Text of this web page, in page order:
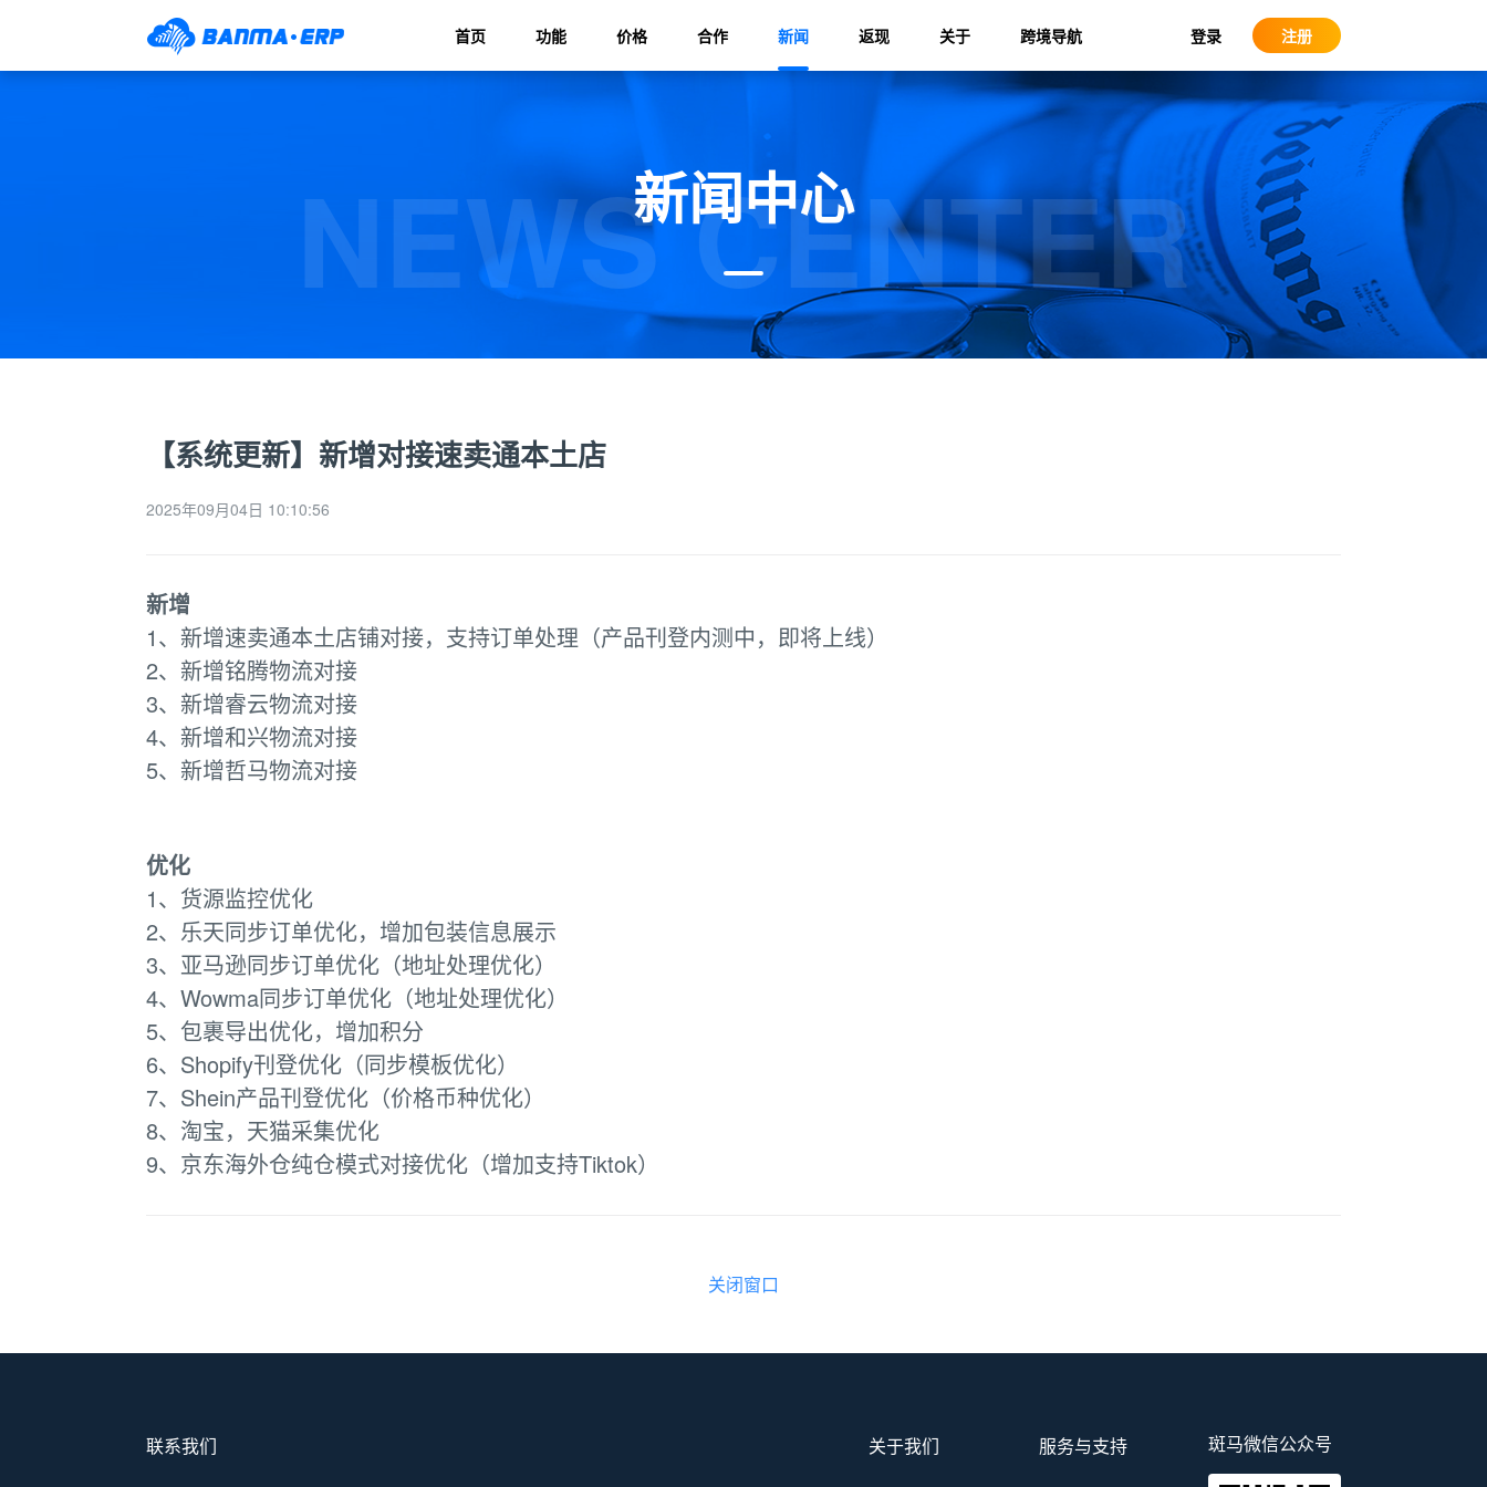
首页 功能 价格 合作 新闻 返现 关于 跨境导航 登录 注册
NEWS CENTER
新闻中心
【系统更新】新增对接速卖通本土店
2025年09月04日 10:10:56
新增
1、新增速卖通本土店铺对接，支持订单处理（产品刊登内测中，即将上线）
2、新增铭腾物流对接
3、新增睿云物流对接
4、新增和兴物流对接
5、新增哲马物流对接
优化
1、货源监控优化
2、乐天同步订单优化，增加包装信息展示
3、亚马逊同步订单优化（地址处理优化）
4、Wowma同步订单优化（地址处理优化）
5、包裹导出优化，增加积分
6、Shopify刊登优化（同步模板优化）
7、Shein产品刊登优化（价格币种优化）
8、淘宝，天猫采集优化
9、京东海外仓纯仓模式对接优化（增加支持Tiktok）
关闭窗口
联系我们 关于我们 服务与支持 斑马微信公众号